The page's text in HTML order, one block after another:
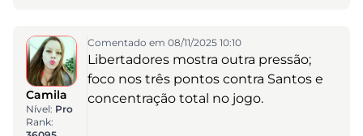
Camila
Nível: Pro
Rank:
Comentado em 08/11/2025 10:10
Libertadores mostra outra pressão;
foco nos três pontos contra Santos e
concentração total no jogo.